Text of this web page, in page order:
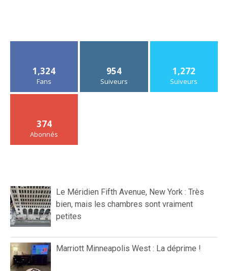
1,324
Fans
954
Suiveurs
1,272
Suiveurs
374
Abonnés
Le Méridien Fifth Avenue, New York : Très
bien, mais les chambres sont vraiment
petites
Marriott Minneapolis West : La déprime !